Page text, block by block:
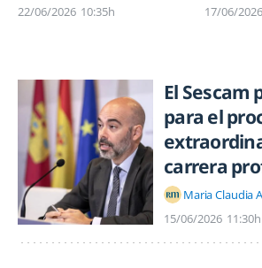
22/06/2026 10:35h
17/06/2026
El Sescam
para el
carrera
Maria Claudia
15/06/2026 11:30h